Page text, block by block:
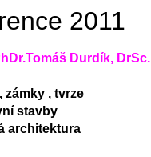
2011
Durdík, DrSc.
zámky , tvrze
stavby
architektura